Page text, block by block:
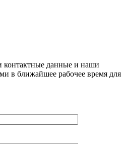
контактные данные и наши
в ближайшее рабочее время для